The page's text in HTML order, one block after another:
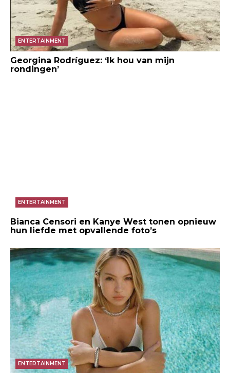
ENTERTAINMENT
Georgina Rodríguez: ‘Ik hou van mijn
rondingen’
ENTERTAINMENT
Bianca Censori en Kanye West tonen opnieuw
hun liefde met opvallende foto’s
ENTERTAINMENT